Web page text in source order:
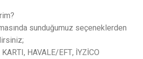
sunduğumuz seçeneklerden
HAVALE/EFT, İYZİCO